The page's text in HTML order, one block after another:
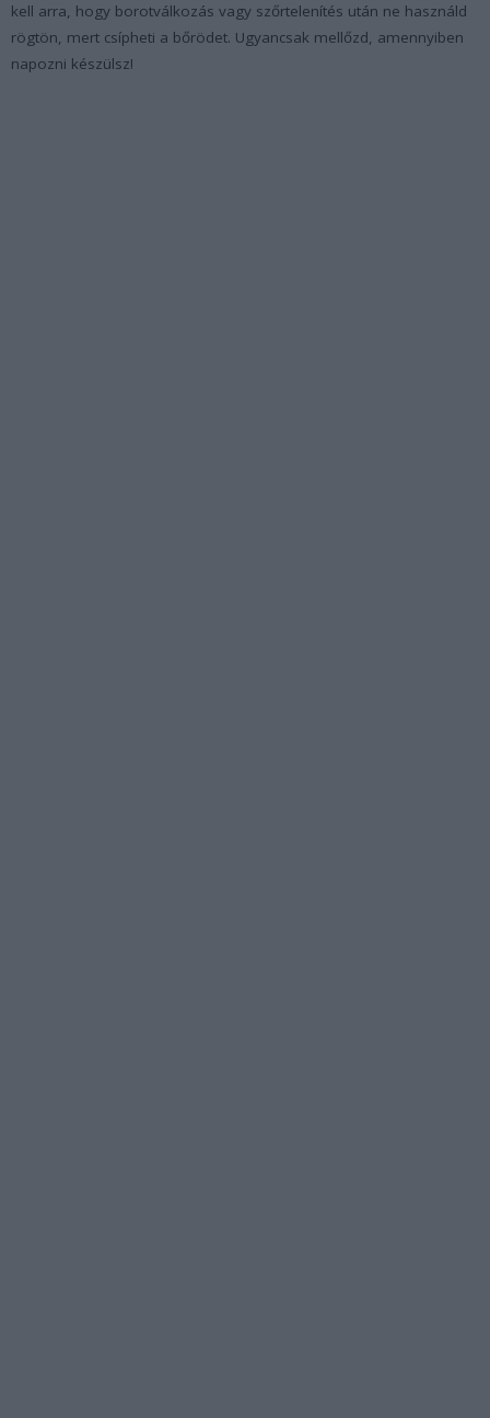
kell arra, hogy borotválkozás vagy szőrtelenítés után ne használd
rögtön, mert csípheti a bőrödet. Ugyancsak mellőzd, amennyiben
napozni készülsz!